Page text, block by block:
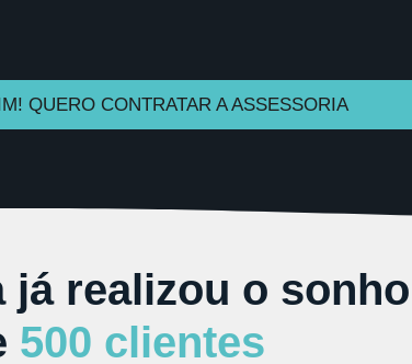
QUERO CONTRATAR A ASSESSORIA
já realizou o
500 clientes